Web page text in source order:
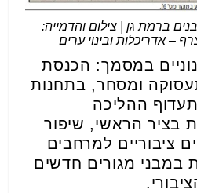
ברמת גן | צילום והדמייה:
– אדריכלות ובינוי ערים
במסמך: הכנסת
ומסחר, בתחנות
ההליכה
בציר הראשי, שיפור
ציבוריים למרחבים
במבני מגורים חדשים